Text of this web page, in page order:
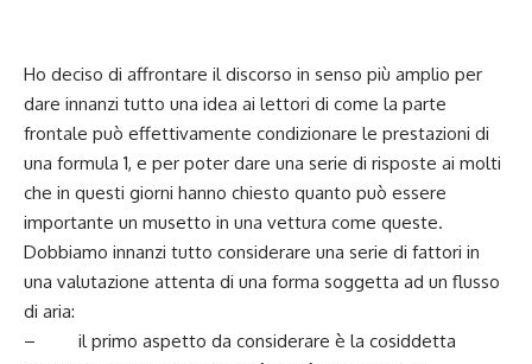
Ho deciso di affrontare il discorso in senso più amplio per
dare innanzi tutto una idea ai lettori di come la parte
frontale può effettivamente condizionare le prestazioni di
una formula 1, e per poter dare una serie di risposte ai molti
che in questi giorni hanno chiesto quanto può essere
importante un musetto in una vettura come queste.
Dobbiamo innanzi tutto considerare una serie di fattori in
una valutazione attenta di una forma soggetta ad un flusso
di aria:
– il primo aspetto da considerare è la cosiddetta